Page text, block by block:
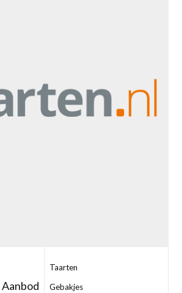
Aanbod
Taarten
Gebakjes